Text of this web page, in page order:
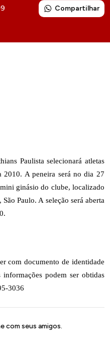
Compartilhar
Paulista selecionará atletas
2010. A peneira será no dia 27
ginásio do clube, localizado
Paulo. A seleção será aberta
com documento de identidade
podem ser obtidas
3036
com seus amigos.